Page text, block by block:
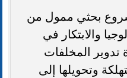
بحثي ممول من
والابتكار في
تدوير المخلفات
وتحويلها إلى